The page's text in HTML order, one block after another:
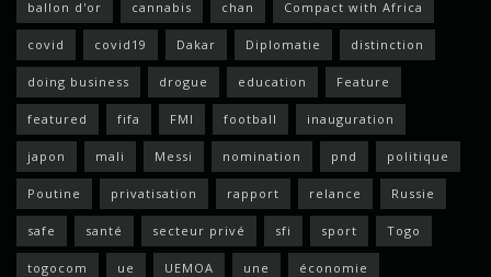
ballon d'or cannabis chan Compact with Africa
covid covid19 Dakar Diplomatie distinction
doing business drogue education Feature
featured fifa FMI football inauguration
japon mali Messi nomination pnd politique
Poutine privatisation rapport relance Russie
safe santé secteur privé sfi sport Togo
togocom ue UEMOA une économie